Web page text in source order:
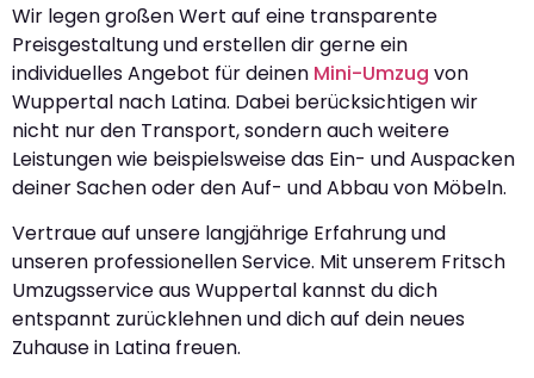
Wir legen großen Wert auf eine transparente
Preisgestaltung und erstellen dir gerne ein
individuelles Angebot für deinen Mini-Umzug von
Wuppertal nach Latina. Dabei berücksichtigen wir
nicht nur den Transport, sondern auch weitere
Leistungen wie beispielsweise das Ein- und Auspacken
deiner Sachen oder den Auf- und Abbau von Möbeln.
Vertraue auf unsere langjährige Erfahrung und
unseren professionellen Service. Mit unserem Fritsch
Umzugsservice aus Wuppertal kannst du dich
entspannt zurücklehnen und dich auf dein neues
Zuhause in Latina freuen.